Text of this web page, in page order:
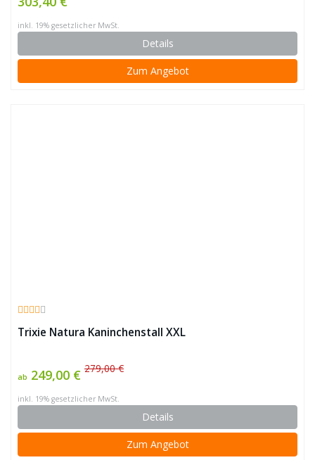
inkl. 19% gesetzlicher MwSt.
Details
Zum Angebot
Trixie Natura Kaninchenstall XXL
ab 249,00 € 279,00 €
inkl. 19% gesetzlicher MwSt.
Details
Zum Angebot